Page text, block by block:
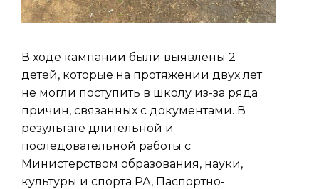
В ходе кампании были выявлены 2
детей, которые на протяжении двух лет
не могли поступить в школу из-за ряда
причин, связанных с документами. В
результате длительной и
последовательной работы с
Министерством образования, науки,
культуры и спорта РА, Паспортно-